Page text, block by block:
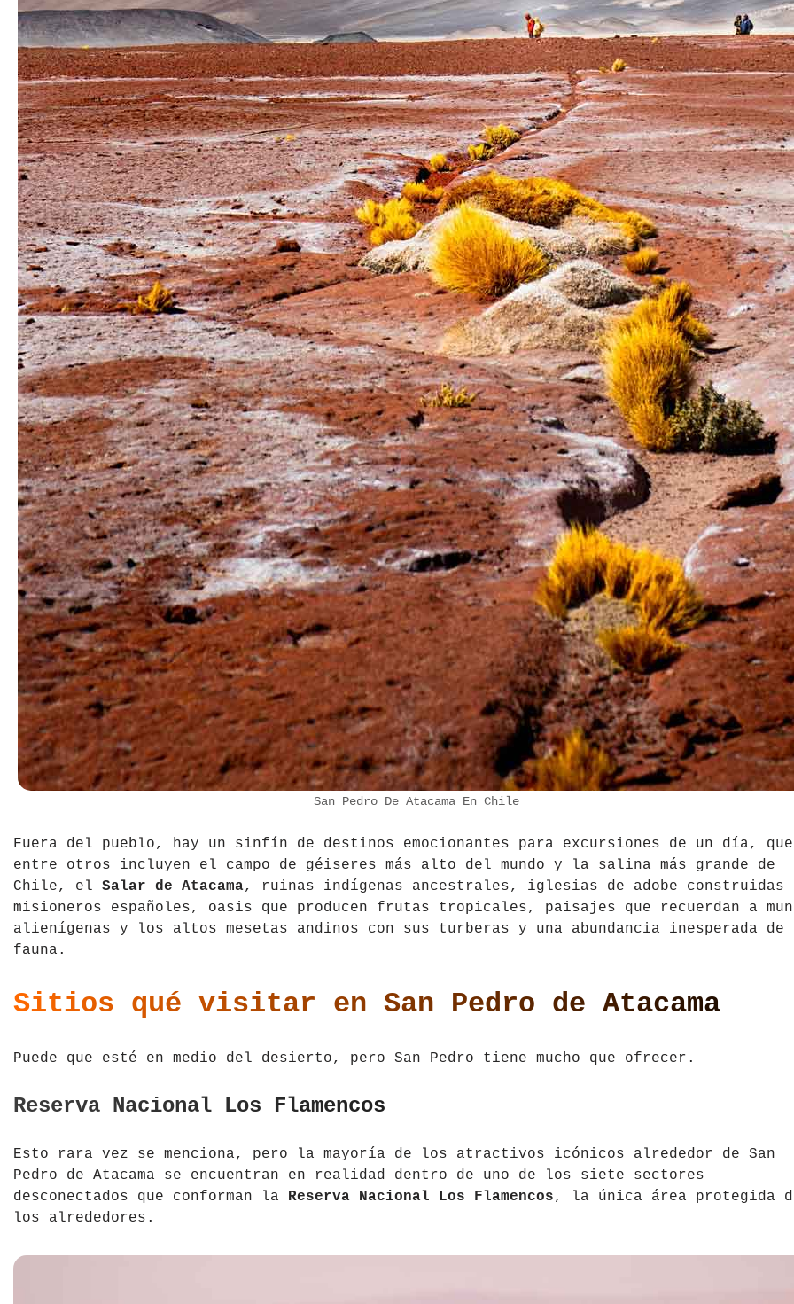
Serbia
Suecia
Suiza
Turquía
Ucrania
San Pedro De Atacama En Chile
Fuera del pueblo, hay un sinfín de destinos emocionantes para excursiones de un día, que
entre otros incluyen el campo de géiseres más alto del mundo y la salina más grande de
Chile, el Salar de Atacama, ruinas indígenas ancestrales, iglesias de adobe construidas
misioneros españoles, oasis que producen frutas tropicales, paisajes que recuerdan a
alienígenas y los altos mesetas andinos con sus turberas y una abundancia inesperada de
fauna.
Sitios qué visitar en San Pedro de Atacama
Puede que esté en medio del desierto, pero San Pedro tiene mucho que ofrecer.
Reserva Nacional Los Flamencos
Esto rara vez se menciona, pero la mayoría de los atractivos icónicos alrededor de San
Pedro de Atacama se encuentran en realidad dentro de uno de los siete sectores
desconectados que conforman la Reserva Nacional Los Flamencos, la única área protegida
los alrededores.